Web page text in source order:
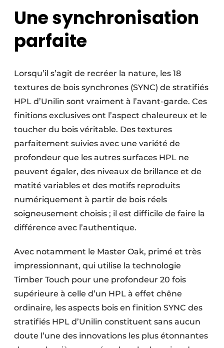
Une synchronisation
parfaite
Lorsqu’il s’agit de recréer la nature, les 18
textures de bois synchrones (SYNC) de stratifiés
HPL d’Unilin sont vraiment à l’avant-garde. Ces
finitions exclusives ont l’aspect chaleureux et le
toucher du bois véritable. Des textures
parfaitement suivies avec une variété de
profondeur que les autres surfaces HPL ne
peuvent égaler, des niveaux de brillance et de
matité variables et des motifs reproduits
numériquement à partir de bois réels
soigneusement choisis ; il est difficile de faire la
différence avec l’authentique.
Avec notamment le Master Oak, primé et très
impressionnant, qui utilise la technologie
Timber Touch pour une profondeur 20 fois
supérieure à celle d’un HPL à effet chêne
ordinaire, les aspects bois en finition SYNC des
stratifiés HPL d’Unilin constituent sans aucun
doute l’une des innovations les plus étonnantes